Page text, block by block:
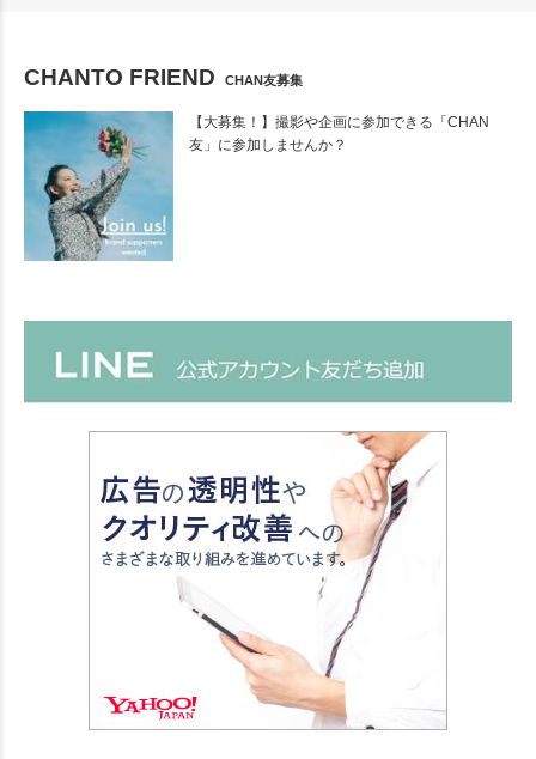
CHANTO FRIEND CHAN友募集
【大募集！】撮影や企画に参加できる「CHAN
友」に参加しませんか？